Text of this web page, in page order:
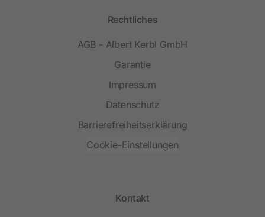
Rechtliches
AGB - Albert Kerbl GmbH
Garantie
Impressum
Datenschutz
Barrierefreiheitserklärung
Cookie-Einstellungen
Kontakt